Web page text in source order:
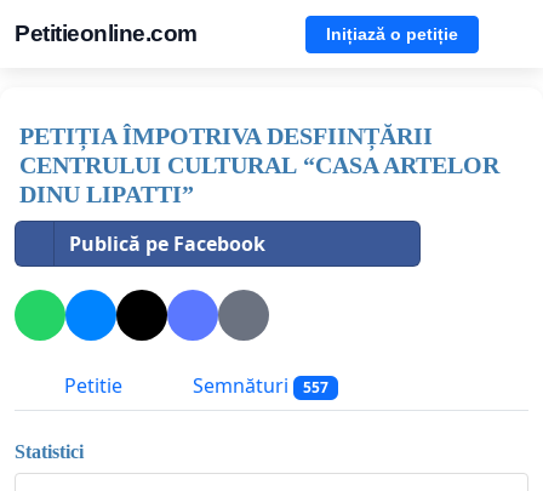
Petitieonline.com Inițiază o petiție
PETIȚIA ÎMPOTRIVA DESFIINȚĂRII
CENTRULUI CULTURAL “CASA ARTELOR
DINU LIPATTI”
Publică pe Facebook
Petitie Semnături 557
Statistici